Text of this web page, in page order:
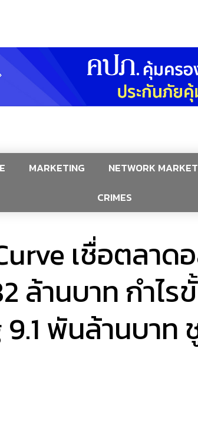
MARKETING NETWORK
CRIMES
เชื่อตลา
ล้านบาท กำไ
พันล้านบาท